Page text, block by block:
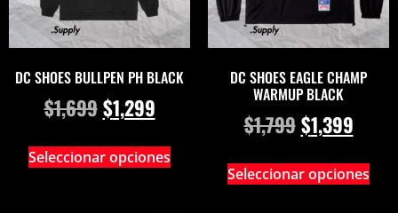
DC SHOES BULLPEN PH BLACK
$1,699 $1,299
Seleccionar opciones
DC SHOES EAGLE CHAMP
WARMUP BLACK
$1,799 $1,399
Seleccionar opciones